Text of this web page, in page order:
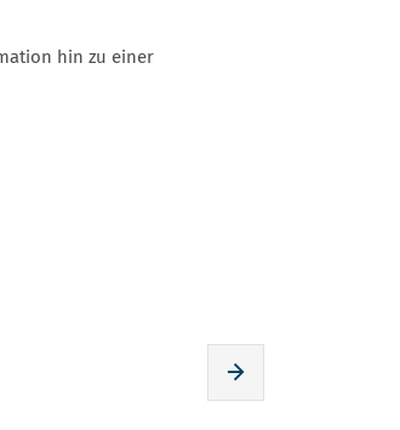
hin zu einer